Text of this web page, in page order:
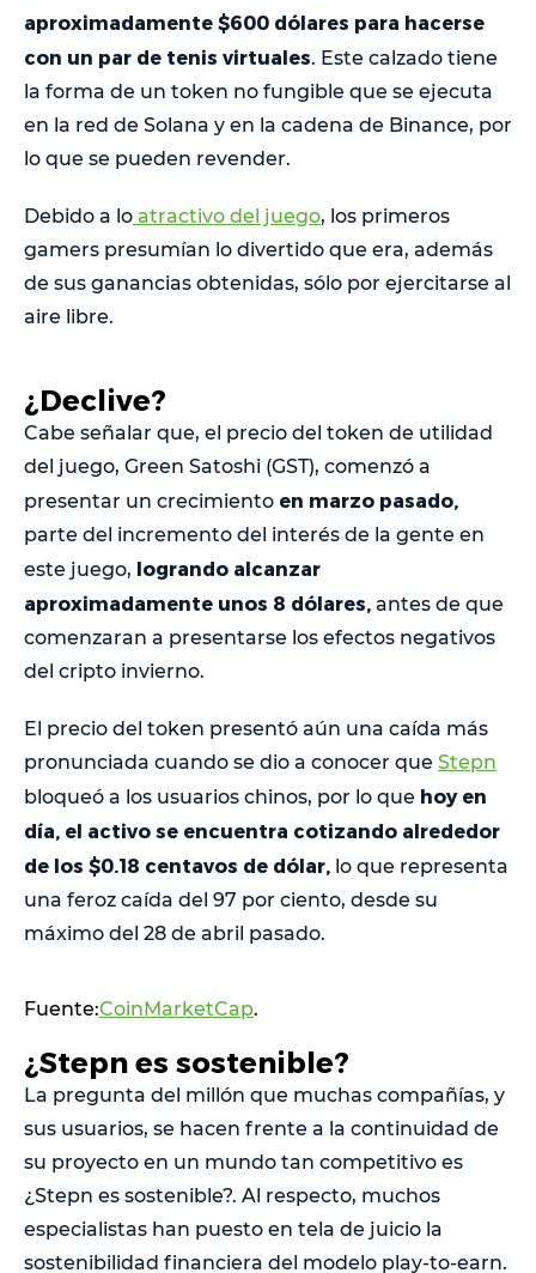
aproximadamente $600 dólares para hacerse
con un par de tenis virtuales. Este calzado tiene
la forma de un token no fungible que se ejecuta
en la red de Solana y en la cadena de Binance, por
lo que se pueden revender.
Debido a lo atractivo del juego, los primeros
gamers presumían lo divertido que era, además
de sus ganancias obtenidas, sólo por ejercitarse al
aire libre.
¿Declive?
Cabe señalar que, el precio del token de utilidad
del juego, Green Satoshi (GST), comenzó a
presentar un crecimiento en marzo pasado,
parte del incremento del interés de la gente en
este juego, logrando alcanzar
aproximadamente unos 8 dólares, antes de que
comenzaran a presentarse los efectos negativos
del cripto invierno.
El precio del token presentó aún una caída más
pronunciada cuando se dio a conocer que Stepn
bloqueó a los usuarios chinos, por lo que hoy en
día, el activo se encuentra cotizando alrededor
de los $0.18 centavos de dólar, lo que representa
una feroz caída del 97 por ciento, desde su
máximo del 28 de abril pasado.
Fuente:CoinMarketCap.
¿Stepn es sostenible?
La pregunta del millón que muchas compañías, y
sus usuarios, se hacen frente a la continuidad de
su proyecto en un mundo tan competitivo es
¿Stepn es sostenible?. Al respecto, muchos
especialistas han puesto en tela de juicio la
sostenibilidad financiera del modelo play-to-earn.